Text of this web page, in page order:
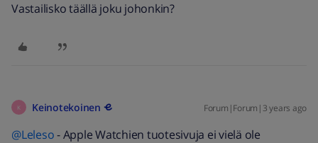
Vastailisko täällä joku johonkin?
K Keinotekoinen Forum|Forum|3 years ago
@Leleso- Apple Watchien tuotesivuja ei vielä ole